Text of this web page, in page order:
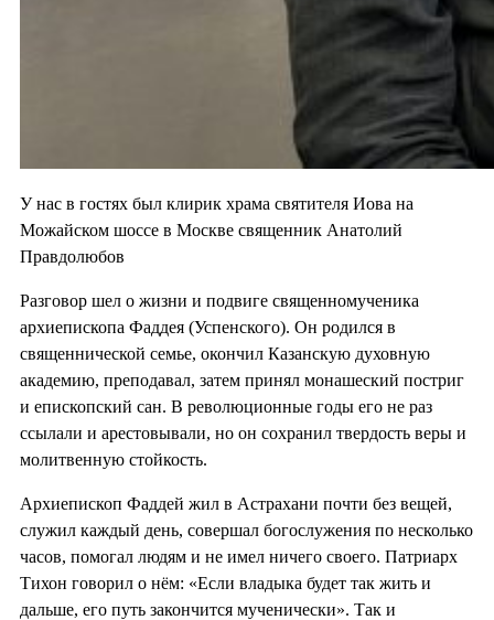
У нас в гостях был клирик храма святителя Иова на
Можайском шоссе в Москве священник Анатолий
Правдолюбов
Разговор шел о жизни и подвиге священномученика
архиепископа Фаддея (Успенского). Он родился в
священнической семье, окончил Казанскую духовную
академию, преподавал, затем принял монашеский постриг
и епископский сан. В революционные годы его не раз
ссылали и арестовывали, но он сохранил твердость веры и
молитвенную стойкость.
Архиепископ Фаддей жил в Астрахани почти без вещей,
служил каждый день, совершал богослужения по несколько
часов, помогал людям и не имел ничего своего. Патриарх
Тихон говорил о нём: «Если владыка будет так жить и
дальше, его путь закончится мученически». Так и